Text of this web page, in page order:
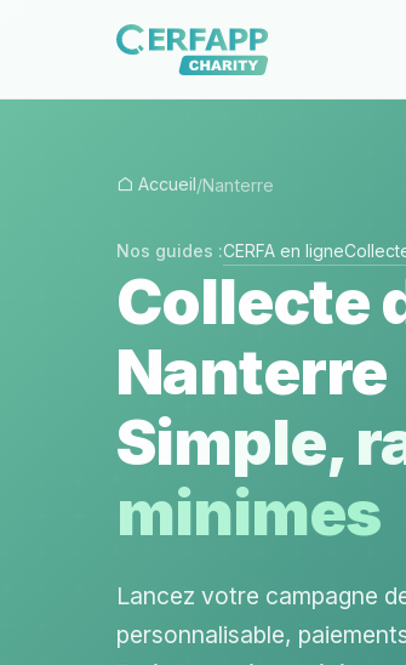
Accueil/Nanterre
Nos guides :CERFA en ligne
Collecte
Nanterre
Simple,
minimes
Lancez votre campagne
personnalisable,